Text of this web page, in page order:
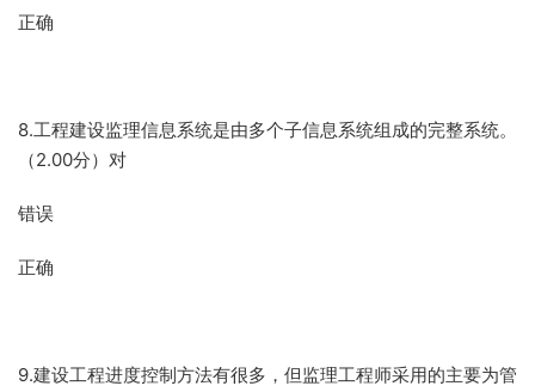
正确
8.工程建设监理信息系统是由多个子信息系统组成的完整系统。
（2.00分）对
错误
正确
9.建设工程进度控制方法有很多，但监理工程师采用的主要为管